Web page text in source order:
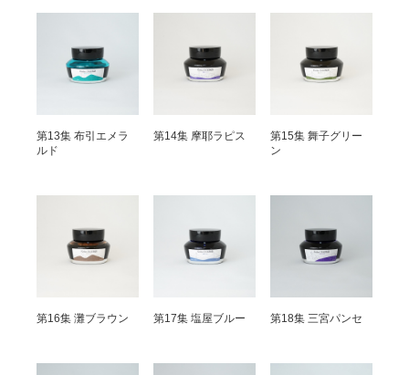
第13集 布引エメラ
ルド
第14集 摩耶ラピス
第15集 舞子グリー
ン
第16集 灘ブラウン 第17集 塩屋ブルー 第18集 三宮パンセ